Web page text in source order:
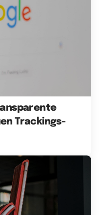
Trackings-